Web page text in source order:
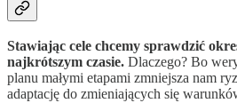
Stawiając cele chcemy sprawdzić
najkrótszym czasie. Dlaczego? Bo
planu małymi etapami zmniejsza nam
adaptację do zmieniających się